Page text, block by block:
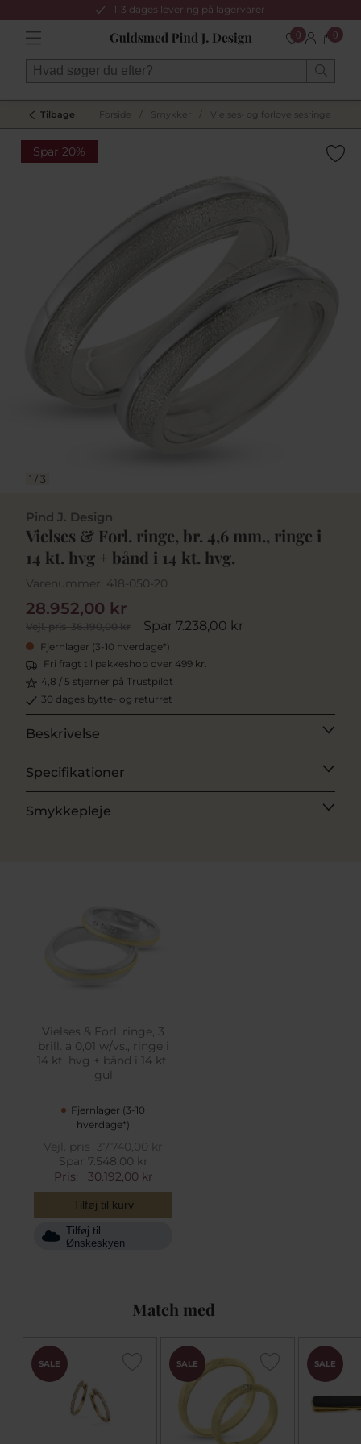
1-3 dages levering på lagervarer
0 0
Tilbage Forside Smykker Vielses- og forlovelsesringe
Spar 20%
1 / 3
Pind J. Design
Vielses & Forl. ringe, br. 4,6 mm., ringe i
14 kt. hvg + bånd i 14 kt. hvg.
Varenummer: 418-050-20
Vejl. pris36.190,00 kr Spar 7.238,00 kr
28.952,00 kr
Fjernlager (3-10 hverdage*)
Fri fragt til pakkeshop over 499 kr.
4,8 / 5 stjerner på Trustpilot
30 dages bytte- og returret
Beskrivelse
Specifikationer
Smykkepleje
Vielses & Forl. ringe, 3
brill. a 0,01 w/vs., ringe i
14 kt. hvg + bånd i 14 kt.
gul
Fjernlager (3-10
hverdage*)
Vejl. pris37.740,00 kr
Spar 7.548,00 kr
Pris:
30.192,00 kr
Tilføj til kurv
Tilføj til
Ønskeskyen
Match med
SALE SALE SALE